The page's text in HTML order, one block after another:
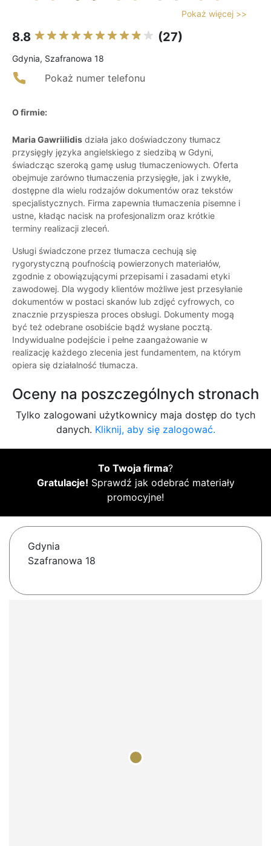
Pokaż więcej >>
8.8 (27)
Gdynia, Szafranowa 18
Pokaż numer telefonu
O firmie:
Maria Gawriilidis działa jako doświadczony tłumacz
przysięgły języka angielskiego z siedzibą w Gdyni,
świadcząc szeroką gamę usług tłumaczeniowych. Oferta
obejmuje zarówno tłumaczenia przysięgłe, jak i zwykłe,
dostępne dla wielu rodzajów dokumentów oraz tekstów
specjalistycznych. Firma zapewnia tłumaczenia pisemne i
ustne, kładąc nacisk na profesjonalizm oraz krótkie
terminy realizacji zleceń.
Usługi świadczone przez tłumacza cechują się
rygorystyczną poufnością powierzonych materiałów,
zgodnie z obowiązującymi przepisami i zasadami etyki
zawodowej. Dla wygody klientów możliwe jest przesyłanie
dokumentów w postaci skanów lub zdjęć cyfrowych, co
znacznie przyspiesza proces obsługi. Dokumenty mogą
być też odebrane osobiście bądź wysłane pocztą.
Indywidualne podejście i pełne zaangażowanie w
realizację każdego zlecenia jest fundamentem, na którym
opiera się działalność tłumacza.
Oceny na poszczególnych stronach
Tylko zalogowani użytkownicy maja dostęp do tych
danych. Kliknij, aby się zalogować.
To Twoja firma?
Gratulacje! Sprawdź jak odebrać materiały
promocyjne!
Gdynia
Szafranowa 18